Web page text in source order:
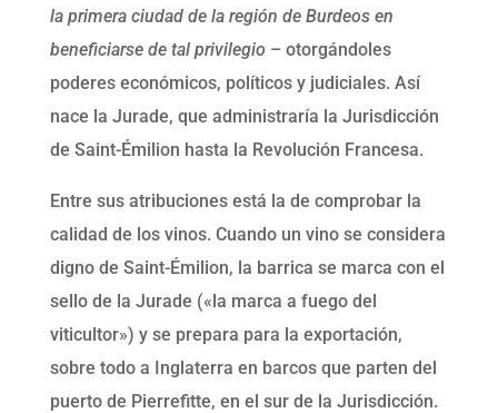
la primera ciudad de la región de Burdeos en
beneficiarse de tal privilegio – otorgándoles
poderes económicos, políticos y judiciales. Así
nace la Jurade, que administraría la Jurisdicción
de Saint-Émilion hasta la Revolución Francesa.
Entre sus atribuciones está la de comprobar la
calidad de los vinos. Cuando un vino se considera
digno de Saint-Émilion, la barrica se marca con el
sello de la Jurade («la marca a fuego del
viticultor») y se prepara para la exportación,
sobre todo a Inglaterra en barcos que parten del
puerto de Pierrefitte, en el sur de la Jurisdicción.